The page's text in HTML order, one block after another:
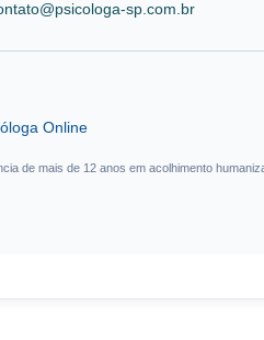
sp.com.br
Online
de mais de 12 anos em acolhimento